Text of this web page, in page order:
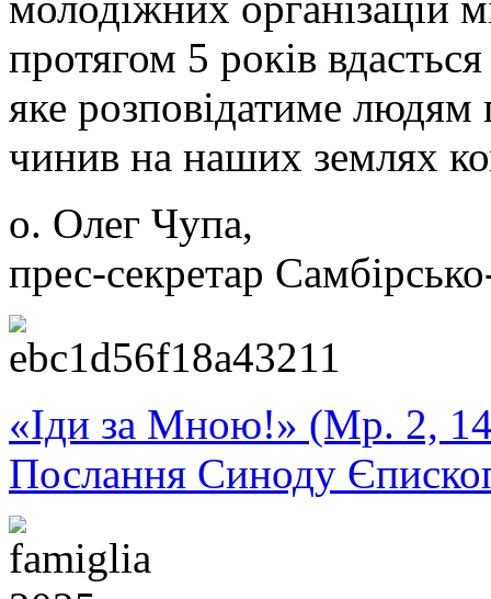
протягом 5 років
яке розповідатиме людям
чинив на наших землях
о. Олег Чупа,
прес-секретар
«Іди за Мною!» (Мр. 2,
Послання Синоду